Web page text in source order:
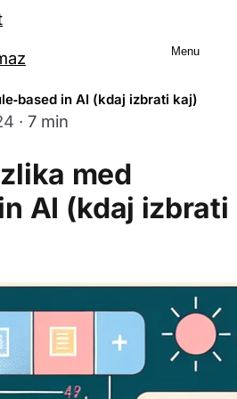
Menu
in AI (kdaj izbrati kaj)
· 7 min
med
AI (kdaj izbrati
piškotkov
nekaterih piškotkov
za delovanje spletne strani in jih
na vaša dejanja, ki predstavljajo